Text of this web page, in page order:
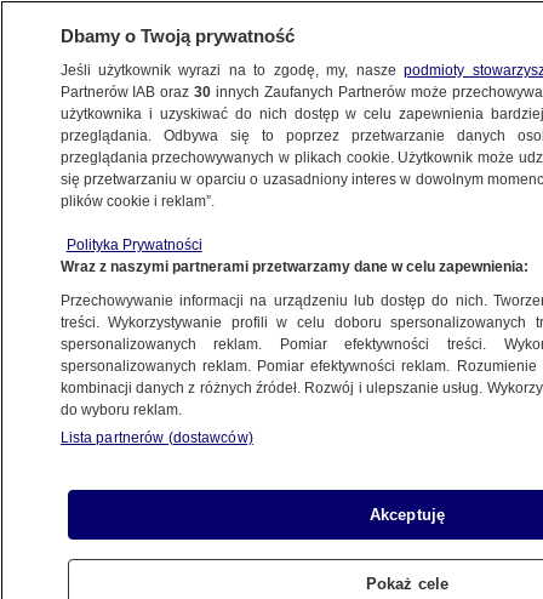
OLSZTYN
nie mógł się utrzymać na nogach
22.01.2026, 19:49
Posłuchaj artykułu
Czyta lektor AI
Dbamy o Twoją prywatność
Jeśli użytkownik wyrazi na to zgodę, my, naszepodmioty
Partnerów IAB oraz30 innych Zaufanych Partnerów może
użytkownika i uzyskiwać do nich dostęp w celu zapewnienia
przeglądania. Odbywa się to poprzez przetwarzanie danych
przeglądania przechowywanych w plikach cookie. Użytkownik może
się przetwarzaniu w oparciu o uzasadniony interes w dowolnym
plików cookie i reklam”.
Polityka Prywatności
Wraz z naszymi partnerami przetwarzamy dane w celu zapewnienia:
Przechowywanie informacji na urządzeniu lub dostęp do nich.
treści. Wykorzystywanie profili w celu doboru spersonalizowanych
spersonalizowanych reklam. Pomiar efektywności treści.
spersonalizowanych reklam. Pomiar efektywności reklam.
kombinacji danych z różnych źródeł. Rozwój i ulepszanie usług.
do wyboru reklam.
Lista partnerów (dostawców)
Akceptuję
Pokaż cele